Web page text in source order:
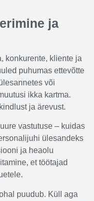
ja
konkurente, kliente ja
puhumas ettevõtte
või
ikka kartma.
ja ärevust.
vastutuse – kuidas
ülesandeks
ja heaolu
et töötajad
puudub. Küll aga